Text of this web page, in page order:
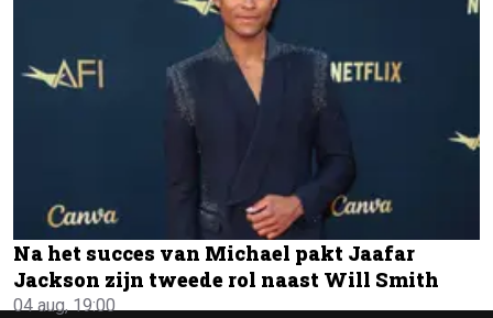
Na het succes van Michael pakt Jaafar
Jackson zijn tweede rol naast Will Smith
04 aug, 19:00